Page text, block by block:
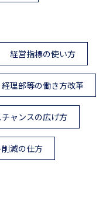
経営指標の使い方
経理部等の働き方改革
ャンスの広げ方
減の仕方